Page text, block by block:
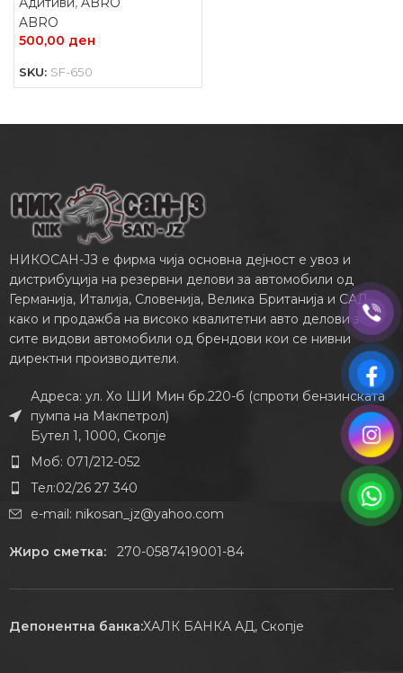
ABRO
500,00 ден
SKU: SF-650
НИКОСАН-ЈЗ е фирма чија основна дејност е увоз и
дистрибуција на резервни делови за автомобили од
Германија, Италија, Словенија, Велика Британија и САД,
како и продажба на високо квалитетни авто делови за
сите видови автомобили од брендови кои се нивни
директни производители.
Адреса: ул. Хо ШИ Мин бр.220-б (спроти бензинската
пумпа на Макпетрол)
Бутел 1, 1000, Скопје
Моб: 071/212-052
Тел:02/26 27 340
e-mail: nikosan_jz@yahoo.com
Жиро сметка:270-0587419001-84
Депонентна банка:ХАЛК БАНКА АД, Скопје